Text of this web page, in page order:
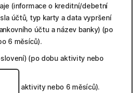
(informace o kreditní/debetní
účtů, typ karty a data vypršení
účtu a název banky) (po
6 měsíců).
(po dobu aktivity nebo
dobu aktivity nebo 6 měsíců).